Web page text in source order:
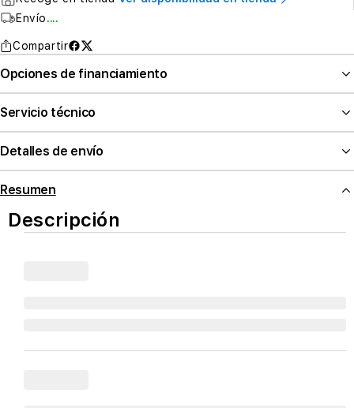
Envío....
Compartir
Opciones de financiamiento
Servicio técnico
Detalles de envío
Resumen
Descripción